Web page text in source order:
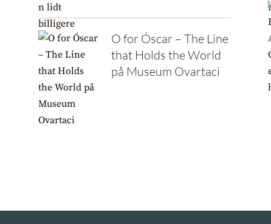
O for Óscar – The Line
that Holds the World
på Museum Ovartaci